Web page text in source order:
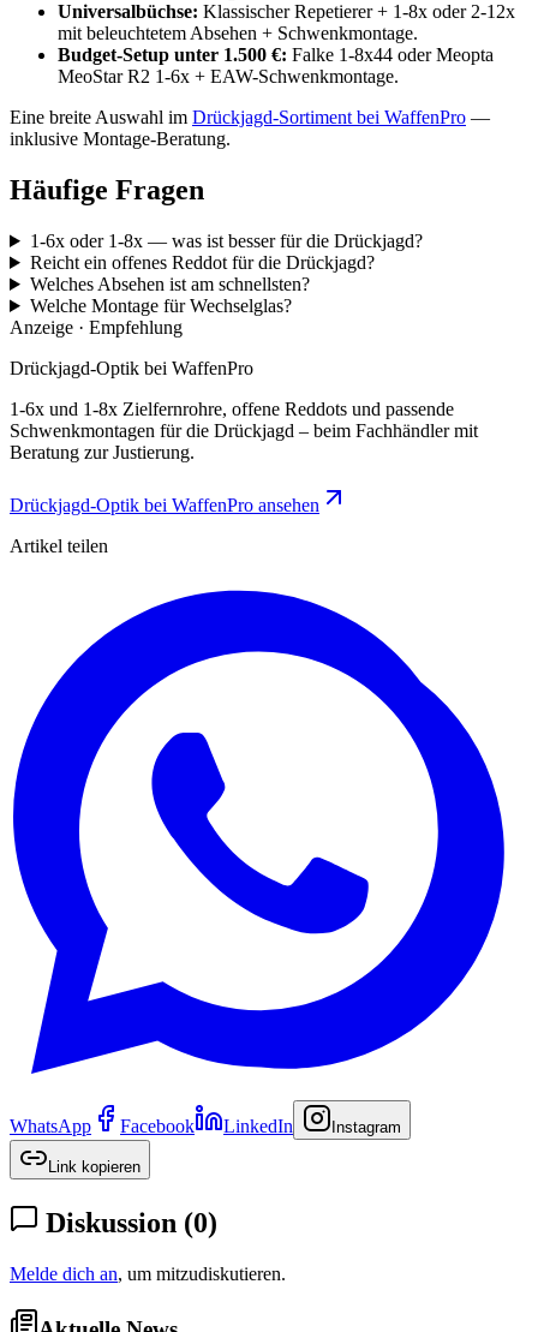
Universalbüchse: Klassischer Repetierer + 1-8x oder 2-12x
mit beleuchtetem Absehen + Schwenkmontage.
Budget-Setup unter 1.500 €: Falke 1-8x44 oder Meopta
MeoStar R2 1-6x + EAW-Schwenkmontage.
Eine breite Auswahl im Drückjagd-Sortiment bei WaffenPro —
inklusive Montage-Beratung.
Häufige Fragen
1-6x oder 1-8x — was ist besser für die Drückjagd?
Reicht ein offenes Reddot für die Drückjagd?
Welches Absehen ist am schnellsten?
Welche Montage für Wechselglas?
Anzeige · Empfehlung
Drückjagd-Optik bei WaffenPro
1-6x und 1-8x Zielfernrohre, offene Reddots und passende
Schwenkmontagen für die Drückjagd – beim Fachhändler mit
Beratung zur Justierung.
Drückjagd-Optik bei WaffenPro ansehen
Artikel teilen
WhatsApp Facebook LinkedIn Instagram
Link kopieren
Diskussion (0)
Melde dich an, um mitzudiskutieren.